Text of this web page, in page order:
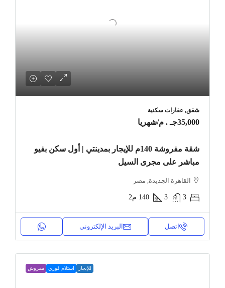
شقق, عقارات سكنية
35,000جـ . م /شهريا
شقة مفروشة 140م للإيجار بمدينتي | أول سكن بفيو
مباشر على مجرى السيل
القاهرة الجديدة, مصر
3
3
140 م2
اتصل البريد الإلكتروني
للإيجار استلام فوري مفروش